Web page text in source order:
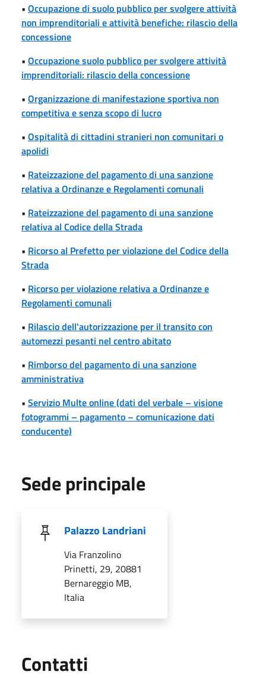
• Occupazione di suolo pubblico per svolgere attività
non imprenditoriali e attività benefiche: rilascio della
concessione
• Occupazione suolo pubblico per svolgere attività
imprenditoriali: rilascio della concessione
• Organizzazione di manifestazione sportiva non
competitiva e senza scopo di lucro
• Ospitalità di cittadini stranieri non comunitari o
apolidi
• Rateizzazione del pagamento di una sanzione
relativa a Ordinanze e Regolamenti comunali
• Rateizzazione del pagamento di una sanzione
relativa al Codice della Strada
• Ricorso al Prefetto per violazione del Codice della
Strada
• Ricorso per violazione relativa a Ordinanze e
Regolamenti comunali
• Rilascio dell'autorizzazione per il transito con
automezzi pesanti nel centro abitato
• Rimborso del pagamento di una sanzione
amministrativa
• Servizio Multe online (dati del verbale – visione
fotogrammi – pagamento – comunicazione dati
conducente)
Sede principale
Palazzo Landriani
Via Franzolino
Prinetti, 29, 20881
Bernareggio MB,
Italia
Contatti